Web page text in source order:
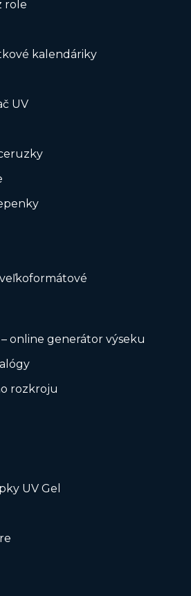
role
kalendáriky
UV
online generátor výseku
rozkroju
UV Gel